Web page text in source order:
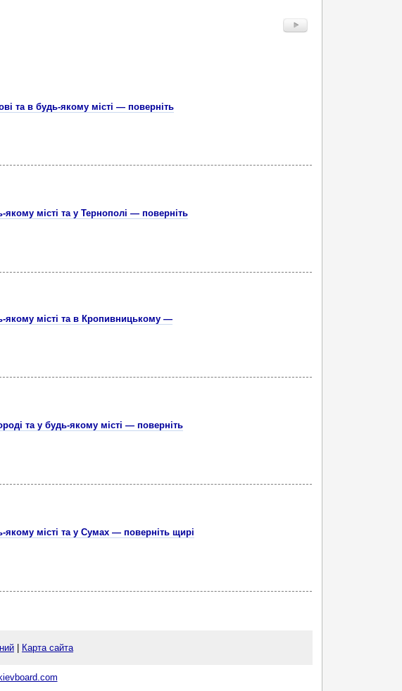
та в будь-якому місті — поверніть
місті та у Тернополі — поверніть
якому місті та в Кропивницькому —
та у будь-якому місті — поверніть
якому місті та у Сумах — поверніть щирі
Карта сайта